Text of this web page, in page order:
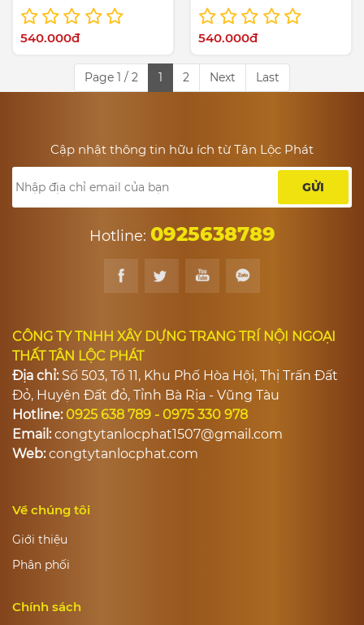
540.000đ 540.000đ
Page 1 / 2 1 2 Next Last
Cập nhật thông tin hữu ích từ Tân Lộc Phát
GỬI
Hotline: 0925638789
CÔNG TY TNHH XÂY DỰNG TRANG TRÍ NỘI NGOẠI
THẤT TÂN LỘC PHÁT
Địa chỉ:Số 503, Tổ 11, Khu Phố Hòa Hội, Thị Trấn Đất
Đỏ, Huyện Đất đỏ, Tỉnh Bà Rịa - Vũng Tàu
Hotline: 0925 638 789 - 0975 330 978
Email:congtytanlocphat1507@gmail.com
Web:congtytanlocphat.com
Về chúng tôi
Giới thiệu
Phân phối
Chính sách